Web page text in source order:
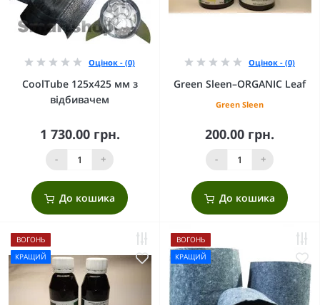
Оцінок - (0)
CoolTube 125х425 мм з
відбивачем
1 730.00 грн.
- +
До кошика
Оцінок - (0)
Green Sleen–ORGANIC Leaf
Green Sleen
200.00 грн.
- +
До кошика
ВОГОНЬ
КРАЩИЙ
ВОГОНЬ
КРАЩИЙ